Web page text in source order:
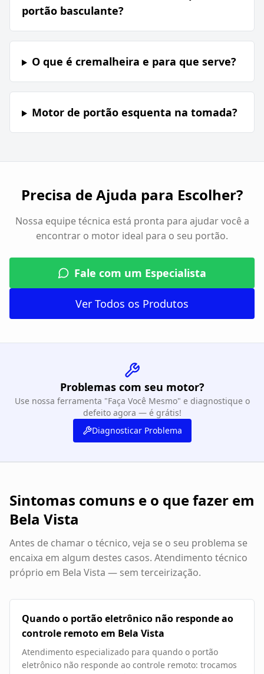
portão basculante?
O que é cremalheira e para que serve?
Motor de portão esquenta na tomada?
Precisa de Ajuda para Escolher?
Nossa equipe técnica está pronta para ajudar você a
encontrar o motor ideal para o seu portão.
Fale com um Especialista
Ver Todos os Produtos
Problemas com seu motor?
Use nossa ferramenta "Faça Você Mesmo" e diagnostique o
defeito agora — é grátis!
Diagnosticar Problema
Sintomas comuns e o que fazer em
Bela Vista
Antes de chamar o técnico, veja se o seu problema se
encaixa em algum destes casos. Atendimento técnico
próprio em Bela Vista — sem terceirização.
Quando o portão eletrônico não responde ao
controle remoto em Bela Vista
Atendimento especializado para quando o portão
eletrônico não responde ao controle remoto: trocamos